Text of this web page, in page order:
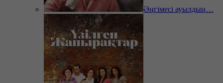
Әңгімесі ауылдың…